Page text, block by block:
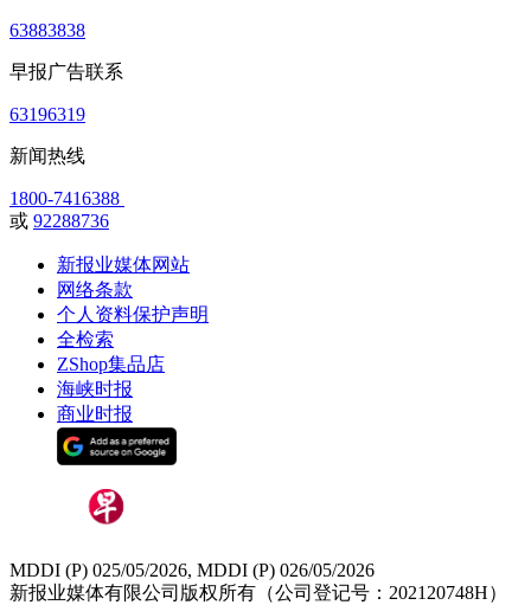
63883838
早报广告联系
63196319
新闻热线
1800-7416388
或 92288736
新报业媒体网站
网络条款
个人资料保护声明
全检索
ZShop集品店
海峡时报
商业时报
MDDI (P) 025/05/2026, MDDI (P) 026/05/2026
新报业媒体有限公司版权所有（公司登记号：202120748H）